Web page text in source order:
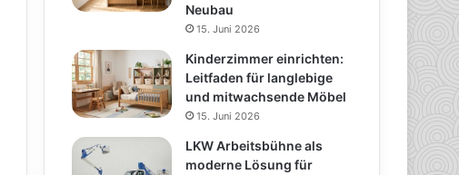
Neubau
15. Juni 2026
Kinderzimmer einrichten:
Leitfaden für langlebige
und mitwachsende Möbel
15. Juni 2026
LKW Arbeitsbühne als
moderne Lösung für